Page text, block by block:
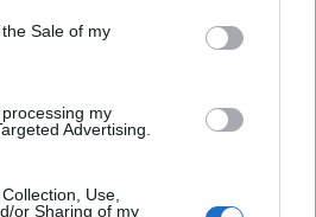
Sale of my
my
Advertising.
Use,
or Sharing of my
τρεις ή
την εβδομάδα, θα πρέπει
για να μάθετε τα